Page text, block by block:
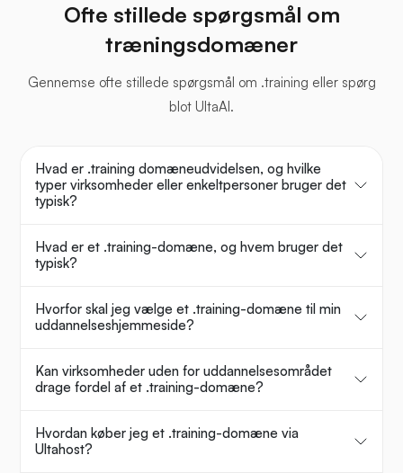
Ofte stillede spørgsmål om
træningsdomæner
Gennemse ofte stillede spørgsmål om .training eller spørg
blot UltaAI.
Hvad er .training domæneudvidelsen, og hvilke
typer virksomheder eller enkeltpersoner bruger det
typisk?
Hvad er et .training-domæne, og hvem bruger det
typisk?
Hvorfor skal jeg vælge et .training-domæne til min
uddannelseshjemmeside?
Kan virksomheder uden for uddannelsesområdet
drage fordel af et .training-domæne?
Hvordan køber jeg et .training-domæne via
Ultahost?